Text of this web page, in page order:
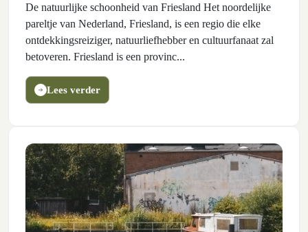
De natuurlijke schoonheid van Friesland Het noordelijke
pareltje van Nederland, Friesland, is een regio die elke
ontdekkingsreiziger, natuurliefhebber en cultuurfanaat zal
betoveren. Friesland is een provinc...
Lees verder